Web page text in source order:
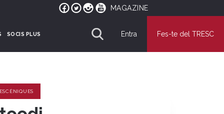
MAGAZINE
SOCIS PLUS Entra Fes-te del TRESC